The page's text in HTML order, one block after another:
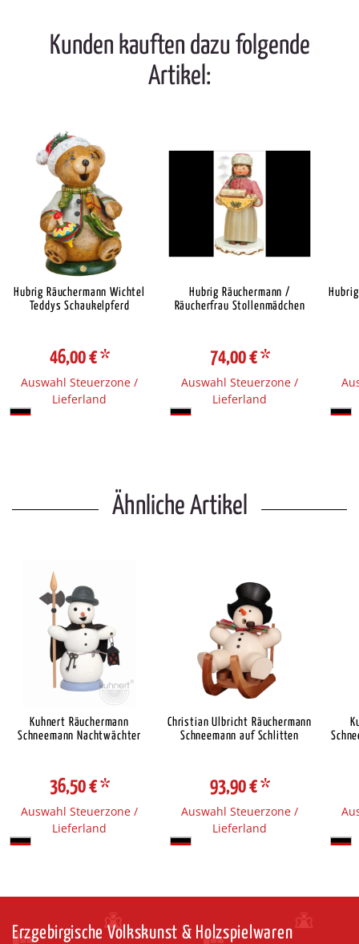
Kunden kauften dazu folgende
Artikel:
Hubrig Räuchermann Wichtel
Teddys Schaukelpferd
46,00 €*
Auswahl Steuerzone /
Lieferland
Hubrig Räuchermann /
Räucherfrau Stollenmädchen
74,00 €*
Auswahl Steuerzone /
Lieferland
Ähnliche Artikel
Kuhnert Räuchermann
Schneemann Nachtwächter
36,50 €*
Auswahl Steuerzone /
Lieferland
Christian Ulbricht Räuchermann
Schneemann auf Schlitten
93,90 €*
Auswahl Steuerzone /
Lieferland
Erzgebirgische Volkskunst & Holzspielwaren